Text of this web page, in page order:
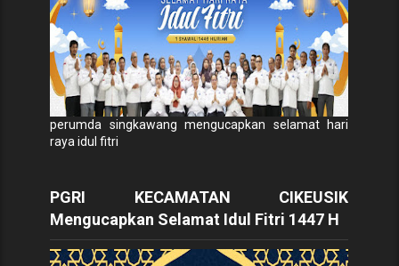
perumda singkawang mengucapkan selamat hari
raya idul fitri
PGRI KECAMATAN CIKEUSIK
Mengucapkan Selamat Idul Fitri 1447 H